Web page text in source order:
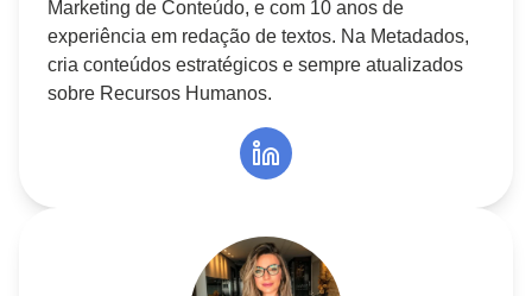
Marketing de Conteúdo, e com 10 anos de
experiência em redação de textos. Na Metadados,
cria conteúdos estratégicos e sempre atualizados
sobre Recursos Humanos.